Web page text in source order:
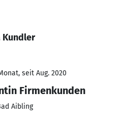
Kundler
seit Aug. 2020
Firmenkunden
Aibling